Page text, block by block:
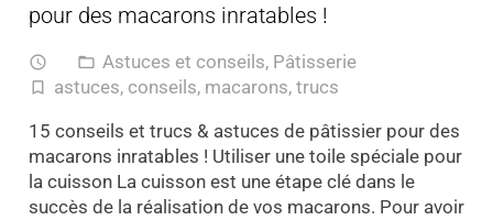
pour des macarons inratables !
access_time folder_open Astuces et conseils, Pâtisserie
turned_in_not astuces, conseils, macarons,trucs
15 conseils et trucs & astuces de pâtissier pour des
macarons inratables ! Utiliser une toile spéciale pour
la cuisson La cuisson est une étape clé dans le
succès de la réalisation de vos macarons. Pour avoir